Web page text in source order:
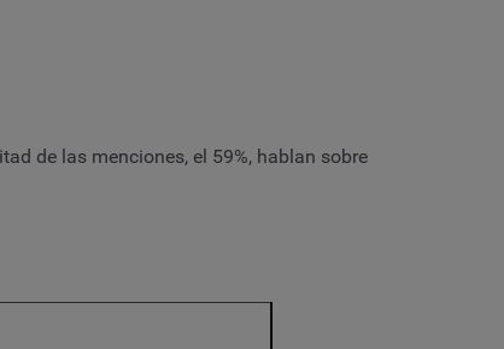
de las menciones, el 59%, hablan sobre